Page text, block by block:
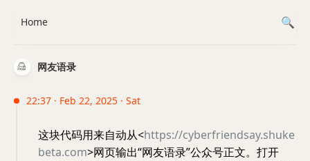
网友语录
22:37 · Feb 22, 2025 · Sat
这块代码用来自动从<https://cyberfriendsay.shuke
beta.com>网页输出“网友语录”公众号正文。打开
Home